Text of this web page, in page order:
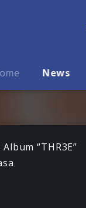
News
“THR3E”